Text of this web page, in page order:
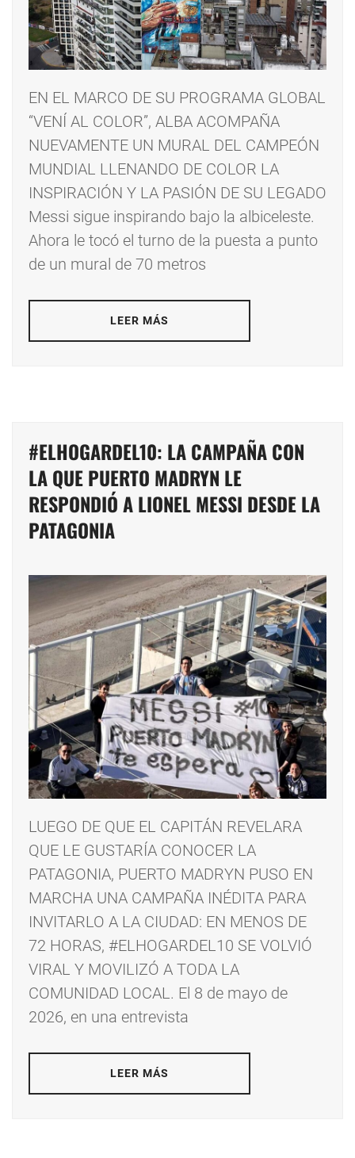
EN EL MARCO DE SU PROGRAMA GLOBAL
“VENÍ AL COLOR”, ALBA ACOMPAÑA
NUEVAMENTE UN MURAL DEL CAMPEÓN
MUNDIAL LLENANDO DE COLOR LA
INSPIRACIÓN Y LA PASIÓN DE SU LEGADO
Messi sigue inspirando bajo la albiceleste.
Ahora le tocó el turno de la puesta a punto
de un mural de 70 metros
LEER MÁS
#ELHOGARDEL10: LA CAMPAÑA CON
LA QUE PUERTO MADRYN LE
RESPONDIÓ A LIONEL MESSI DESDE LA
PATAGONIA
LUEGO DE QUE EL CAPITÁN REVELARA
QUE LE GUSTARÍA CONOCER LA
PATAGONIA, PUERTO MADRYN PUSO EN
MARCHA UNA CAMPAÑA INÉDITA PARA
INVITARLO A LA CIUDAD: EN MENOS DE
72 HORAS, #ELHOGARDEL10 SE VOLVIÓ
VIRAL Y MOVILIZÓ A TODA LA
COMUNIDAD LOCAL. El 8 de mayo de
2026, en una entrevista
LEER MÁS